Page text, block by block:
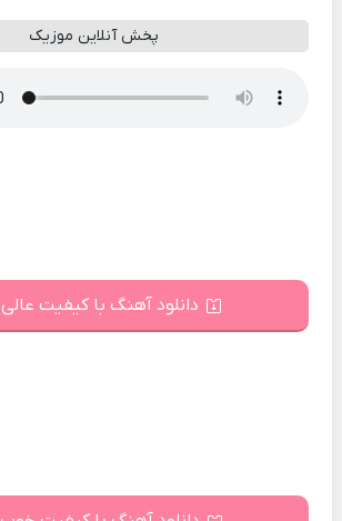
پخش آنلاین موزیک
دانلود آهنگ با کیفیت عالی 320